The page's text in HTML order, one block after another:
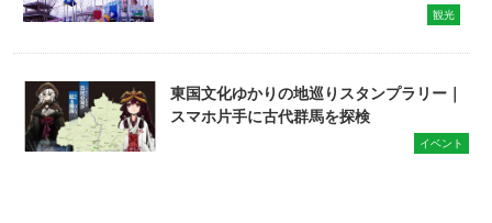
観光
東国文化ゆかりの地巡りスタンプラリー｜
スマホ片手に古代群馬を探検
イベント